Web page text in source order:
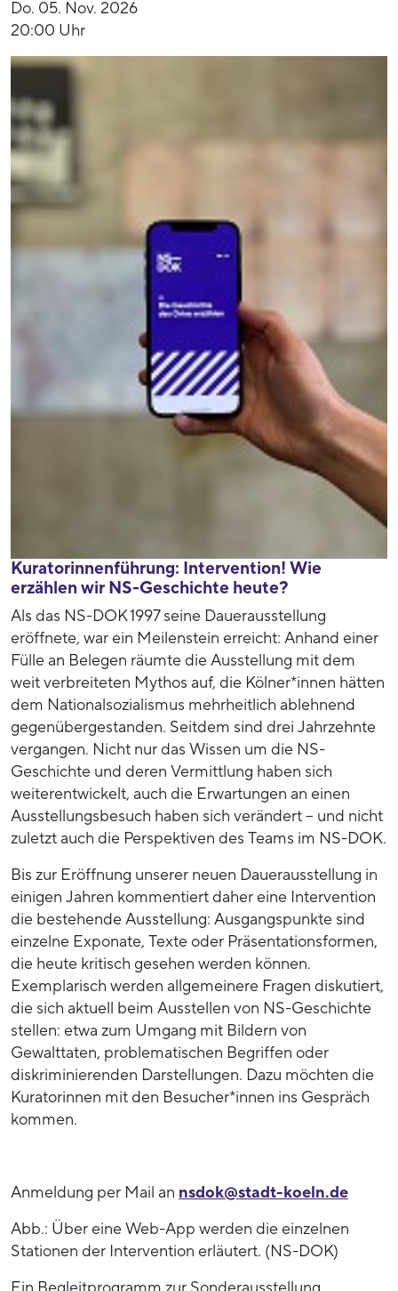
Do. 05. Nov. 2026
20:00 Uhr
Kuratorinnenführung: Intervention! Wie
erzählen wir NS-Geschichte heute?
Als das NS-DOK 1997 seine Dauerausstellung
eröffnete, war ein Meilenstein erreicht: Anhand einer
Fülle an Belegen räumte die Ausstellung mit dem
weit verbreiteten Mythos auf, die Kölner*innen hätten
dem Nationalsozialismus mehrheitlich ablehnend
gegenübergestanden. Seitdem sind drei Jahrzehnte
vergangen. Nicht nur das Wissen um die NS-
Geschichte und deren Vermittlung haben sich
weiterentwickelt, auch die Erwartungen an einen
Ausstellungsbesuch haben sich verändert – und nicht
zuletzt auch die Perspektiven des Teams im NS-DOK.
Bis zur Eröffnung unserer neuen Dauerausstellung in
einigen Jahren kommentiert daher eine Intervention
die bestehende Ausstellung: Ausgangspunkte sind
einzelne Exponate, Texte oder Präsentationsformen,
die heute kritisch gesehen werden können.
Exemplarisch werden allgemeinere Fragen diskutiert,
die sich aktuell beim Ausstellen von NS-Geschichte
stellen: etwa zum Umgang mit Bildern von
Gewalttaten, problematischen Begriffen oder
diskriminierenden Darstellungen. Dazu möchten die
Kuratorinnen mit den Besucher*innen ins Gespräch
kommen.
Anmeldung per Mail an nsdok@stadt-koeln.de
Abb.: Über eine Web-App werden die einzelnen
Stationen der Intervention erläutert. (NS-DOK)